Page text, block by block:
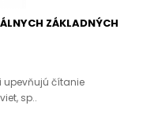
ZÁKLADNÝCH
upevňujú čítanie
sp..